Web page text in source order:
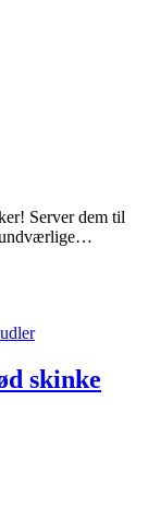
Server dem til
skinke